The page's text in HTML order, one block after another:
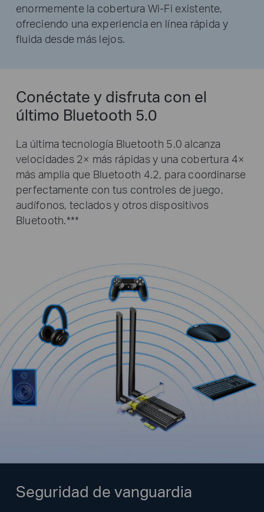
enormemente la cobertura Wi-Fi existente,
ofreciendo una experiencia en línea rápida y
fluida desde más lejos.
Conéctate y disfruta con el
último Bluetooth 5.0
La última tecnología Bluetooth 5.0 alcanza
velocidades 2× más rápidas y una cobertura 4×
más amplia que Bluetooth 4.2, para coordinarse
perfectamente con tus controles de juego,
audífonos, teclados y otros dispositivos
Bluetooth.***
Seguridad de vanguardia